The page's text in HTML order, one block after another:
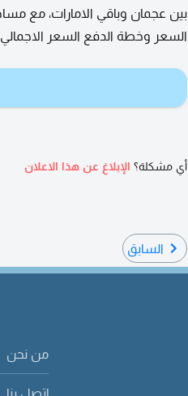
السعر وخطة الدفع السعر الاجمالي 350000 درهم
أي مشكلة؟ الإبلاغ عن هذا الاعلان
السابق
من نحن